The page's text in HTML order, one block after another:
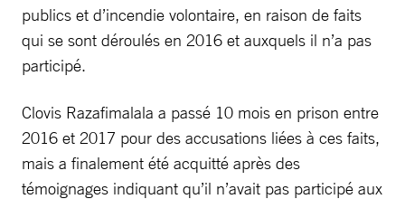
publics et d’incendie volontaire, en raison de faits
qui se sont déroulés en 2016 et auxquels il n’a pas
participé.
Clovis Razafimalala a passé 10 mois en prison entre
2016 et 2017 pour des accusations liées à ces faits,
mais a finalement été acquitté après des
témoignages indiquant qu’il n’avait pas participé aux